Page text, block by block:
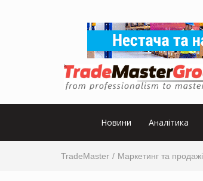
Новини Аналітика
TradeMaster Маркетинг та продажі